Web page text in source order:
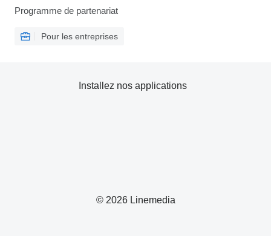
Programme de partenariat
Pour les entreprises
© 2026 Linemedia
Installez nos applications